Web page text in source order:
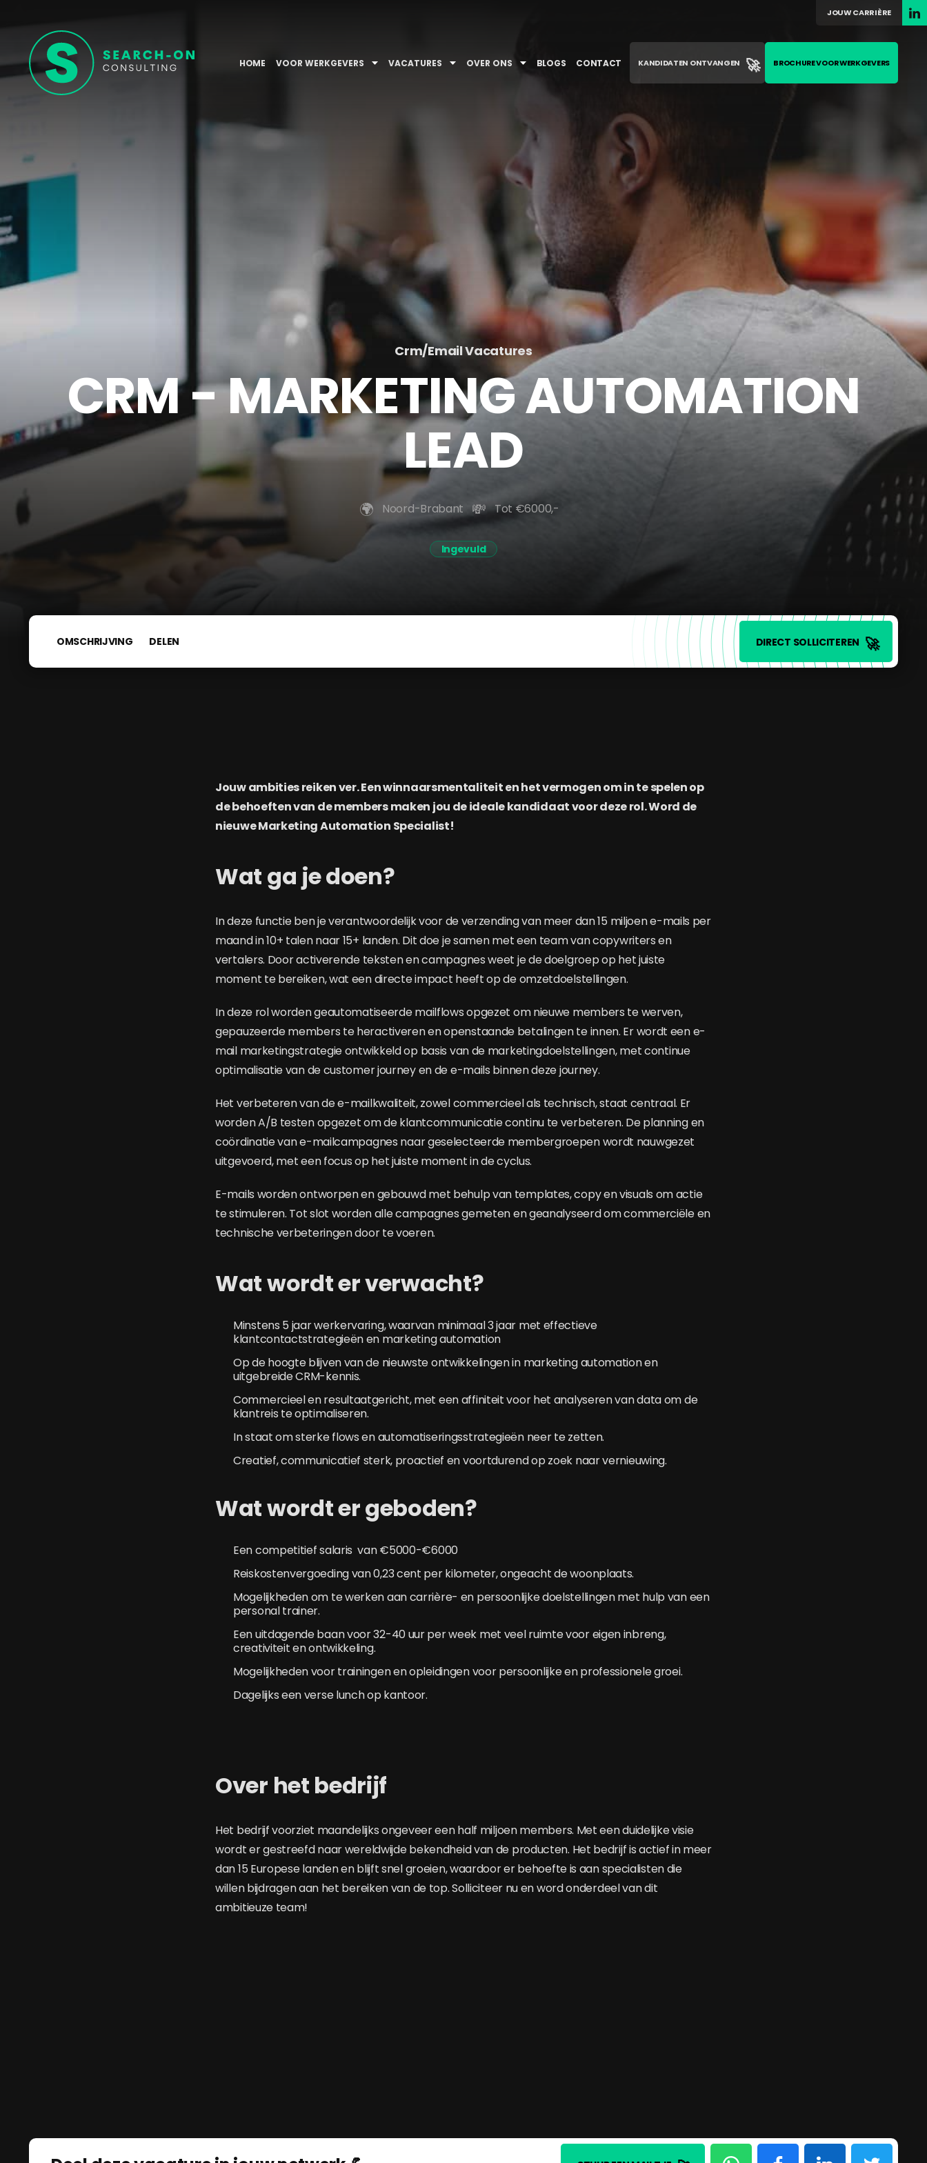
HOME VOOR WERKGEVERS VACATURES OVER ONS BLOGS CONTACT
JOUW CARRIÈRE
KANDIDATEN ONTVANGEN 🚀 BROCHURE VOOR WERKGEVERS
Crm/Email Vacatures
CRM - MARKETING AUTOMATION
LEAD
🌍️ Noord-Brabant 💸 Tot €6000,-
Ingevuld
OMSCHRIJVING DELEN DIRECT SOLLICITEREN 🚀
Jouw ambities reiken ver. Een winnaarsmentaliteit en het vermogen om in te spelen op
de behoeften van de members maken jou de ideale kandidaat voor deze rol. Word de
nieuwe Marketing Automation Specialist!
Wat ga je doen?
In deze functie ben je verantwoordelijk voor de verzending van meer dan 15 miljoen e-mails per
maand in 10+ talen naar 15+ landen. Dit doe je samen met een team van copywriters en
vertalers. Door activerende teksten en campagnes weet je de doelgroep op het juiste
moment te bereiken, wat een directe impact heeft op de omzetdoelstellingen.
In deze rol worden geautomatiseerde mailflows opgezet om nieuwe members te werven,
gepauzeerde members te heractiveren en openstaande betalingen te innen. Er wordt een e-
mail marketingstrategie ontwikkeld op basis van de marketingdoelstellingen, met continue
optimalisatie van de customer journey en de e-mails binnen deze journey.
Het verbeteren van de e-mailkwaliteit, zowel commercieel als technisch, staat centraal. Er
worden A/B testen opgezet om de klantcommunicatie continu te verbeteren. De planning en
coördinatie van e-mailcampagnes naar geselecteerde membergroepen wordt nauwgezet
uitgevoerd, met een focus op het juiste moment in de cyclus.
E-mails worden ontworpen en gebouwd met behulp van templates, copy en visuals om actie
te stimuleren. Tot slot worden alle campagnes gemeten en geanalyseerd om commerciële en
technische verbeteringen door te voeren.
Wat wordt er verwacht?
Minstens 5 jaar werkervaring, waarvan minimaal 3 jaar met effectieve
klantcontactstrategieën en marketing automation
Op de hoogte blijven van de nieuwste ontwikkelingen in marketing automation en
uitgebreide CRM-kennis.
Commercieel en resultaatgericht, met een affiniteit voor het analyseren van data om de
klantreis te optimaliseren.
In staat om sterke flows en automatiseringsstrategieën neer te zetten.
Creatief, communicatief sterk, proactief en voortdurend op zoek naar vernieuwing.
Wat wordt er geboden?
Een competitief salaris van €5000-€6000
Reiskostenvergoeding van 0,23 cent per kilometer, ongeacht de woonplaats.
Mogelijkheden om te werken aan carrière- en persoonlijke doelstellingen met hulp van een
personal trainer.
Een uitdagende baan voor 32-40 uur per week met veel ruimte voor eigen inbreng,
creativiteit en ontwikkeling.
Mogelijkheden voor trainingen en opleidingen voor persoonlijke en professionele groei.
Dagelijks een verse lunch op kantoor.
Over het bedrijf
Het bedrijf voorziet maandelijks ongeveer een half miljoen members. Met een duidelijke visie
wordt er gestreefd naar wereldwijde bekendheid van de producten. Het bedrijf is actief in meer
dan 15 Europese landen en blijft snel groeien, waardoor er behoefte is aan specialisten die
willen bijdragen aan het bereiken van de top. Solliciteer nu en word onderdeel van dit
ambitieuze team!